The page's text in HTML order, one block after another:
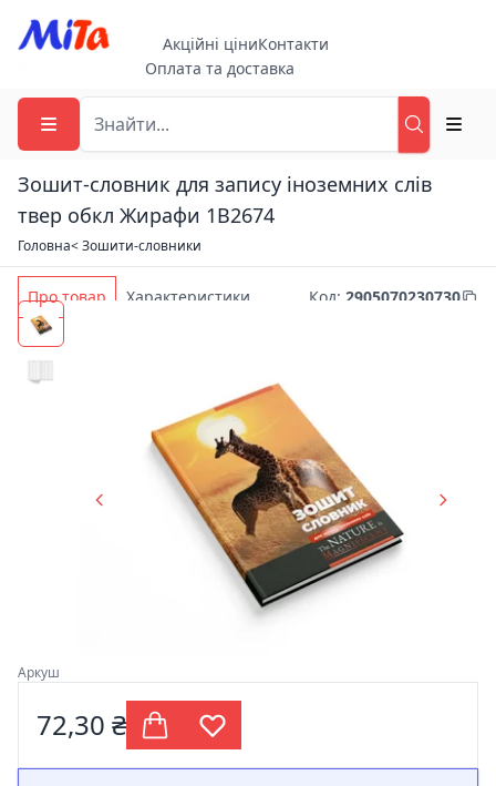
Акційні ціниКонтакти
Оплата та доставка
Зошит-словник для запису іноземних слів
твер обкл Жирафи 1В2674
Головна< Зошити-словники
Про товар Характеристики Код: 2905070230730
Аркуш
72,30 ₴